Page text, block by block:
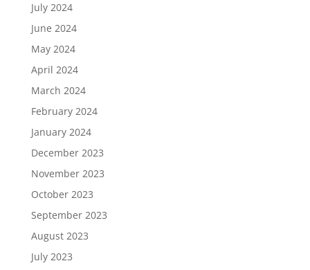
July 2024
June 2024
May 2024
April 2024
March 2024
February 2024
January 2024
December 2023
November 2023
October 2023
September 2023
August 2023
July 2023